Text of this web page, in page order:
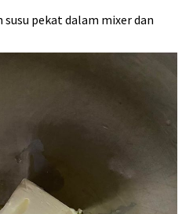
susu pekat dalam mixer dan